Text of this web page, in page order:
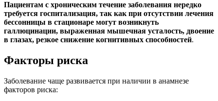
Пациентам с хроническим течение заболевания нередко
требуется госпитализация, так как при отсутствии лечения
бессонницы в стационаре могут возникнуть
галлюцинации, выраженная мышечная усталость, двоение
в глазах, резкое снижение когнитивных способностей.
Факторы риска
Заболевание чаще развивается при наличии в анамнезе
факторов риска: